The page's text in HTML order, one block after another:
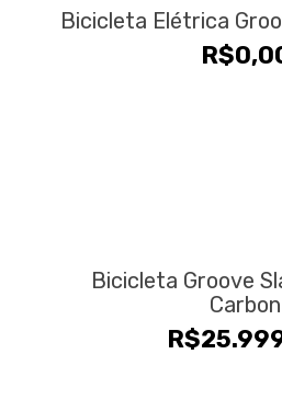
Bicicleta Elétrica
R$
Bicicleta Groove
Carbon
R$